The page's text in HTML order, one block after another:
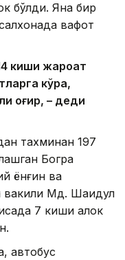
бўлди. Яна бир
вафот
киши жароҳат
кўра,
оғир, – деди
тахминан 197
Богра
ёнғин ва
Мд. Шаҳидул
7 киши ҳалок
автобус